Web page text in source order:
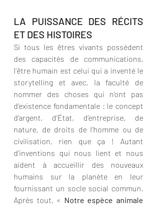
LA PUISSANCE DES RÉCITS
ET DES HISTOIRES
Si tous les êtres vivants possèdent
des capacités de communications,
l’être hu­main est celui qui a inventé le
storytelling et avec, la faculté de
nommer des choses qui n’ont pas
d’existence fondamentale : le concept
d’argent, d’État, d’entreprise, de
nature, de droits de l’homme ou de
civilisation, rien que ça ! Autant
d’inventions qui nous lient et nous
aident à accueillir des nouveaux
humains sur la planète en leur
fournissant un socle social commun.
Après tout, « Notre espèce animale